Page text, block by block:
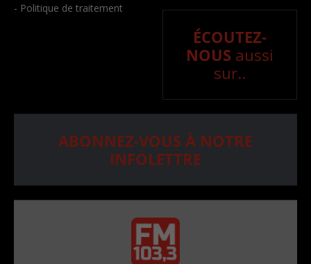
- Politique de traitement
ÉCOUTEZ-
NOUS aussi
sur..
ABONNEZ-VOUS À NOTRE
INFOLETTRE